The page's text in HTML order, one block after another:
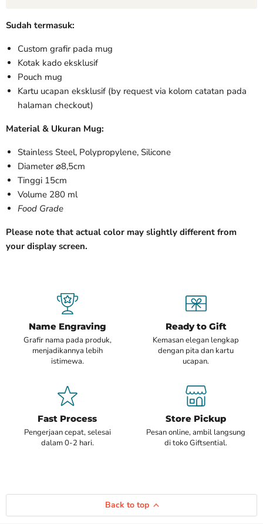
Sudah termasuk:
Custom grafir pada mug
Kotak kado eksklusif
Pouch mug
Kartu ucapan eksklusif (by request via kolom catatan pada
halaman checkout)
Material & Ukuran Mug:
Stainless Steel, Polypropylene, Silicone
Diameter ⌀8,5cm
Tinggi 15cm
Volume 280 ml
Food Grade
Please note that actual color may slightly different from
your display screen.
Name Engraving
Grafir nama pada produk,
menjadikannya lebih
istimewa.
Ready to Gift
Kemasan elegan lengkap
dengan pita dan kartu
ucapan.
Fast Process
Pengerjaan cepat, selesai
dalam 0-2 hari.
Store Pickup
Pesan online, ambil langsung
di toko Giftsential.
Back to top